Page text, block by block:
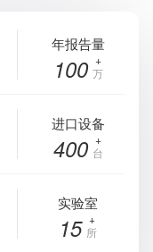
年报告量
100 万
进口设备
400 台
实验室
15 所